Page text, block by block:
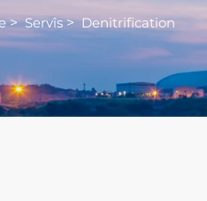
>Servîs>Denitrification